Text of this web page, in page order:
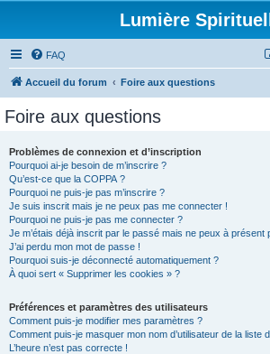
Lumière
FAQ
Accueil du forum Foire aux questions
Foire aux questions
Problèmes de connexion et d’inscription
Pourquoi ai-je besoin de m’inscrire ?
Qu’est-ce que la COPPA ?
Pourquoi ne puis-je pas m’inscrire ?
Je suis inscrit mais je ne peux pas me connecter !
Pourquoi ne puis-je pas me connecter ?
Je m’étais déjà inscrit par le passé mais ne peux à présent
J’ai perdu mon mot de passe !
Pourquoi suis-je déconnecté automatiquement ?
À quoi sert « Supprimer les cookies » ?
Préférences et paramètres des utilisateurs
Comment puis-je modifier mes paramètres ?
Comment puis-je masquer mon nom d’utilisateur de la liste
L’heure n’est pas correcte !